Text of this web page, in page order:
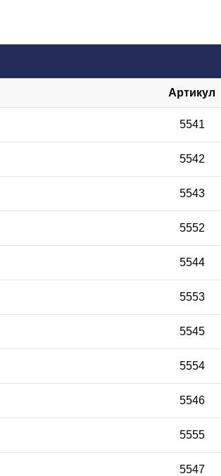
Артикул
5541
5542
5543
5552
5544
5553
5545
5554
5546
5555
5547